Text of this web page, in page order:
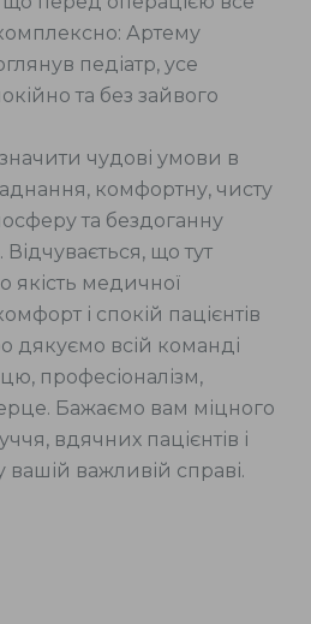
Артему
педіатр, усе
та без зайвого
чудові умови в
комфортну, чисту
та бездоганну
що тут
медичної
і спокій пацієнтів
дякуємо всій команді
професіоналізм,
Бажаємо вам міцного
вдячних пацієнтів і
вашій важливій справі.